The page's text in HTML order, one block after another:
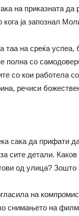
на приказната
кога ја запознал
таа на среќа
полна со
со кои работела
речиси
сака да прифати
сите детали. Каков
од улица?
на
снимањето на